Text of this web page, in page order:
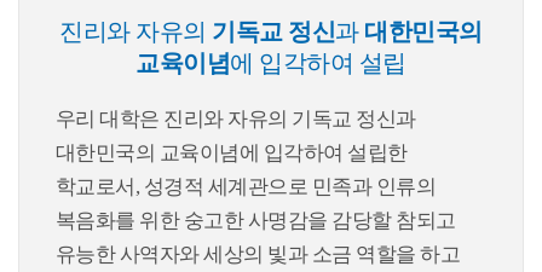
진리와 자유의 기독교 정신과 대한민국의
교육이념에 입각하여 설립
우리 대학은 진리와 자유의 기독교 정신과
대한민국의 교육이념에 입각하여 설립한
학교로서, 성경적 세계관으로 민족과 인류의
복음화를 위한 숭고한 사명감을 감당할 참되고
유능한 사역자와 세상의 빛과 소금 역할을 하고